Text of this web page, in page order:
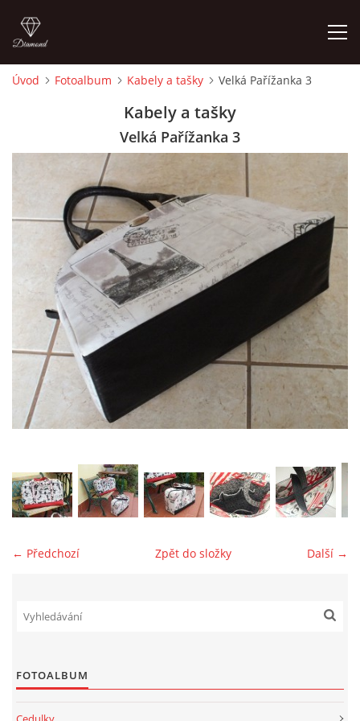
MOJE POSLEDNÍ PRÁCE
jk-laguna@seznam.cz
Úvod Fotoalbum Kabely a tašky Velká Pařížanka 3
Kabely a tašky
Velká Pařížanka 3
← Předchozí Další →
Zpět do složky
FOTOALBUM